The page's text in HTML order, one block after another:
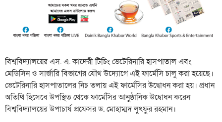
বিশ্ববিদ্যালয়ের এস. এ. কাদেরী টিচিং ভেটেরিনারি হাসপাতাল এবং
মেডিসিন ও সার্জারি বিভাগের যৌথ উদ্যোগে এই ফার্মেসি চালু করা হয়েছে।
ভেটেরিনারি হাসপাতালের নিচ তলায় এই ফার্মেসির উদ্বোধন করা হয়। প্রধান
অতিথি হিসেবে উপস্থিত থেকে ফার্মেসির আনুষ্ঠানিক উদ্বোধন করেন
বিশ্ববিদ্যালয়ের উপাচার্য প্রফেসর ড. মোহাম্মদ লুৎফুর রহমান।